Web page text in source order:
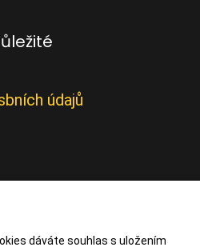
údajů
dáváte souhlas s uložením